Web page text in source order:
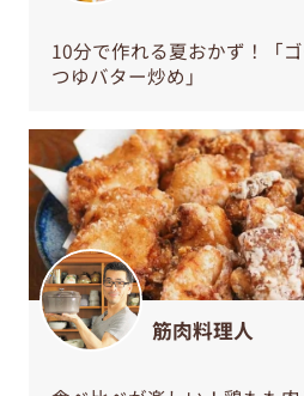
10分で作れる夏おかず！「
つゆバター炒め」
筋肉料理人